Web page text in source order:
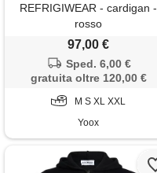
REFRIGIWEAR - cardigan -
rosso
97,00 €
Sped. 6,00 €
gratuita oltre 120,00 €
M S XL XXL
Yoox